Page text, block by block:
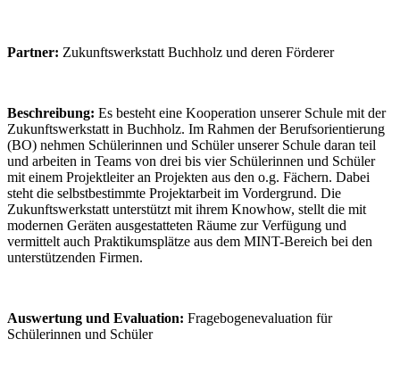
Partner: Zukunftswerkstatt Buchholz und deren Förderer
Beschreibung: Es besteht eine Kooperation unserer Schule mit der
Zukunftswerkstatt in Buchholz. Im Rahmen der Berufsorientierung
(BO) nehmen Schülerinnen und Schüler unserer Schule daran teil
und arbeiten in Teams von drei bis vier Schülerinnen und Schüler
mit einem Projektleiter an Projekten aus den o.g. Fächern. Dabei
steht die selbstbestimmte Projektarbeit im Vordergrund. Die
Zukunftswerkstatt unterstützt mit ihrem Knowhow, stellt die mit
modernen Geräten ausgestatteten Räume zur Verfügung und
vermittelt auch Praktikumsplätze aus dem MINT-Bereich bei den
unterstützenden Firmen.
Auswertung und Evaluation: Fragebogenevaluation für
Schülerinnen und Schüler